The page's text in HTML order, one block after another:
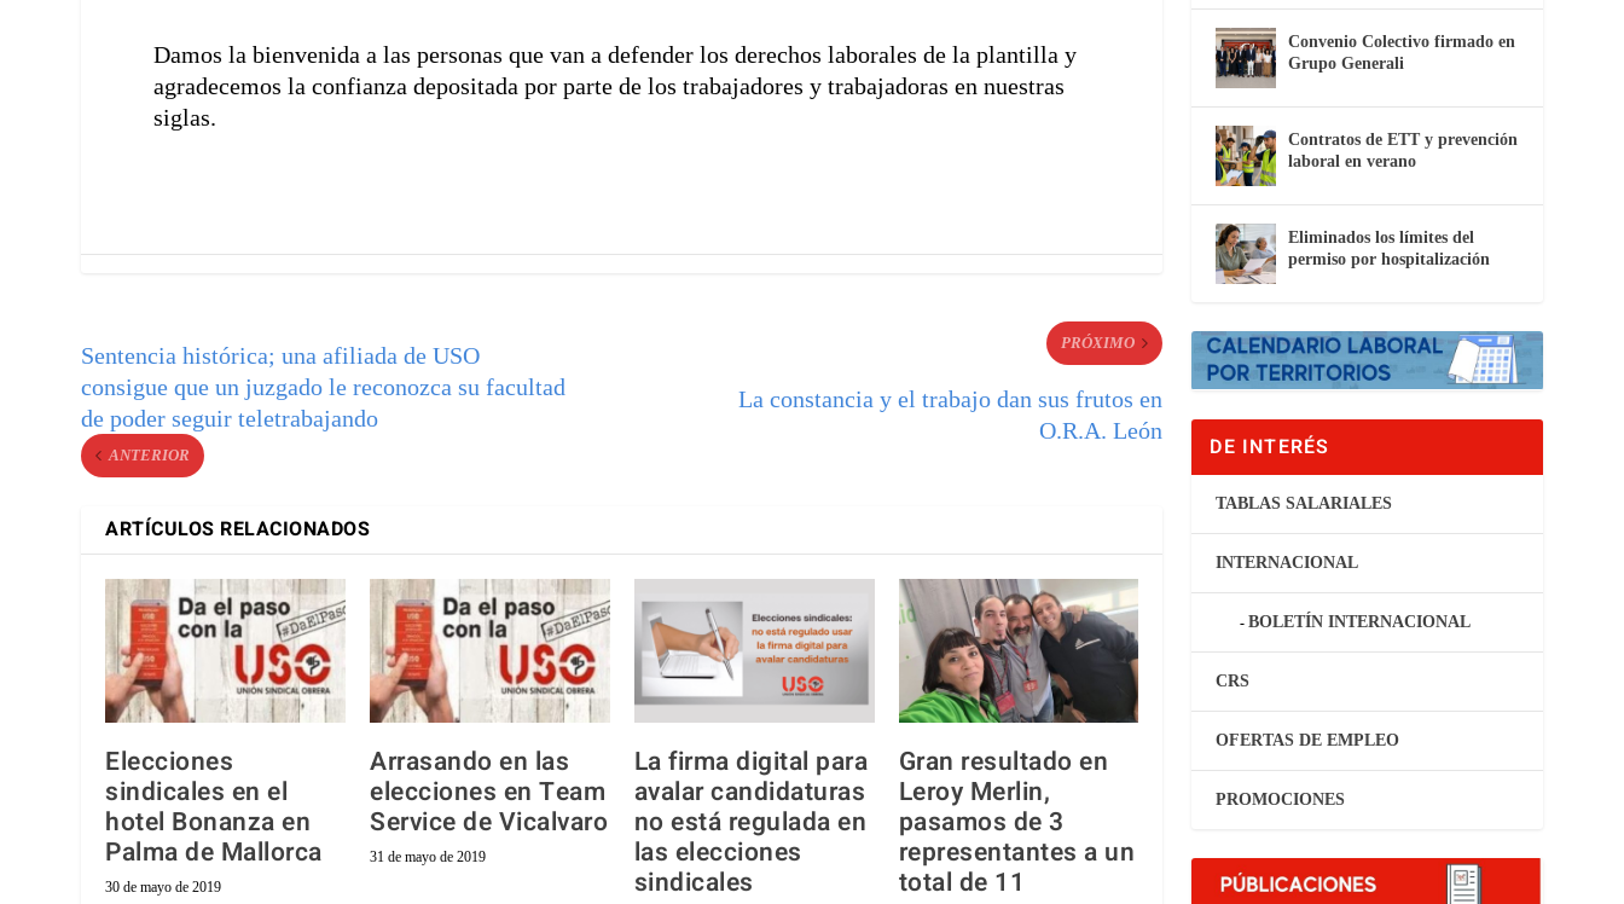
Damos la bienvenida a las personas que van a defender los derechos laborales de la plantilla y
agradecemos la confianza depositada por parte de los trabajadores y trabajadoras en nuestras
siglas.
Sentencia histórica; una afiliada de USO
consigue que un juzgado le reconozca su facultad
de poder seguir teletrabajando
ANTERIOR
PRÓXIMO
La constancia y el trabajo dan sus frutos en
O.R.A. León
ARTÍCULOS RELACIONADOS
Elecciones
sindicales en el
hotel Bonanza en
Palma de Mallorca
30 de mayo de 2019
Arrasando en las
elecciones en Team
Service de Vicalvaro
31 de mayo de 2019
La firma digital para
avalar candidaturas
no está regulada en
las elecciones
sindicales
Gran resultado en
Leroy Merlin,
pasamos de 3
representantes a un
total de 11
Convenio Colectivo firmado en
Grupo Generali
Contratos de ETT y prevención
laboral en verano
Eliminados los límites del
permiso por hospitalización
DE INTERÉS
TABLAS SALARIALES
INTERNACIONAL
BOLETÍN INTERNACIONAL
CRS
OFERTAS DE EMPLEO
PROMOCIONES